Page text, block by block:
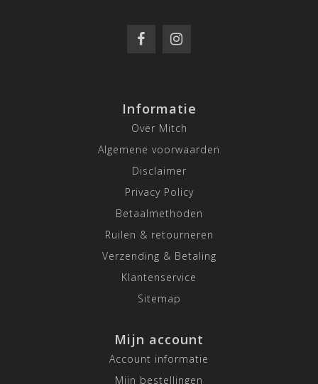
Informatie
Over Mitch
Algemene voorwaarden
Disclaimer
Privacy Policy
Betaalmethoden
Ruilen & retourneren
Verzending & Betaling
Klantenservice
Sitemap
Mijn account
Account informatie
Mijn bestellingen